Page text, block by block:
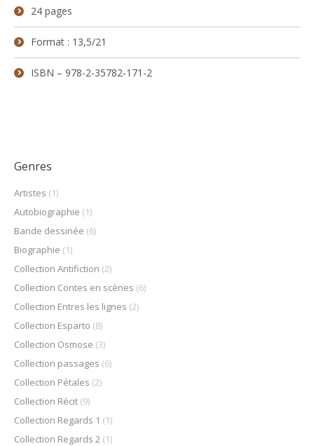
24 pages
Format : 13,5/21
ISBN – 978-2-35782-171-2
Genres
Artistes (1)
Autobiographie (1)
Bande dessinée (6)
Biographie (1)
Collection Antifiction (2)
Collection Contes en scènes (6)
Collection Entres les lignes (2)
Collection Esparto (8)
Collection Osmose (3)
Collection passages (6)
Collection Pétales (2)
Collection Récit (9)
Collection Regards 1 (1)
Collection Regards 2 (1)